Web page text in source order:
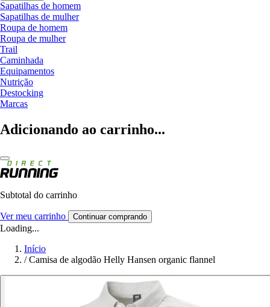
Sapatilhas de homem
Sapatilhas de mulher
Roupa de homem
Roupa de mulher
Trail
Caminhada
Equipamentos
Nutrição
Destocking
Marcas
Adicionando ao carrinho...
Subtotal do carrinho
Ver meu carrinho Continuar comprando
Loading...
Início
/ Camisa de algodão Helly Hansen organic flannel